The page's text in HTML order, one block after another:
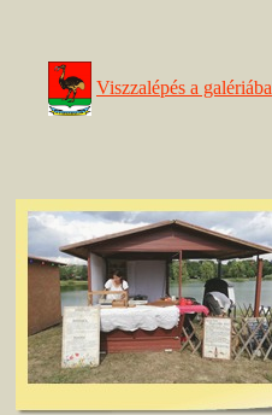
Viszzalépés a galériába